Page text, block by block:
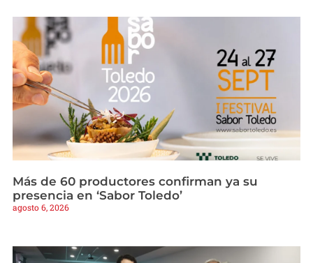
Más de 60 productores confirman ya su
presencia en ‘Sabor Toledo’
agosto 6, 2026